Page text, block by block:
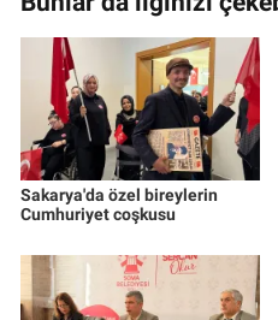
Sakarya'da özel bireylerin
Cumhuriyet coşkusu